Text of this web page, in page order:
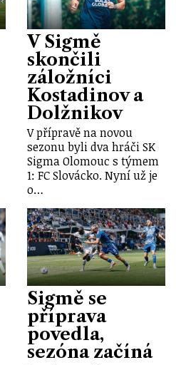
V Sigmě
skončili
záložníci
Kostadinov a
Dolžnikov
V přípravě na novou
sezonu byli dva hráči SK
Sigma Olomouc s týmem
1: FC Slovácko. Nyní už je
o…
Sigmě se
příprava
povedla,
sezóna začíná